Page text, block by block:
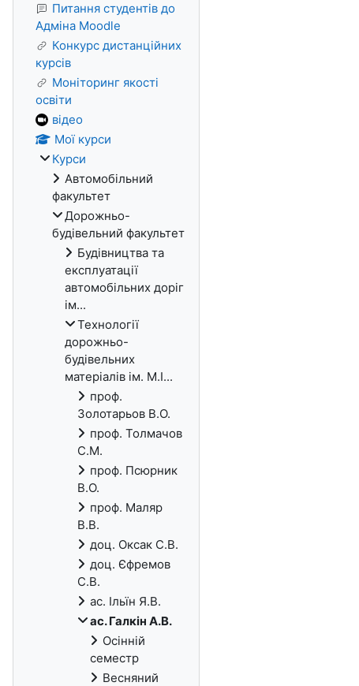
Питання студентів до
Адміна Moodle
Конкурс дистанційних
курсів
Моніторинг якості
освіти
відео
Мої курси
Курси
Автомобільний
факультет
Дорожньо-
будівельний факультет
Будівництва та
експлуатації
автомобільних доріг
ім...
Технології
дорожньо-
будівельних
матеріалів ім. М.І...
проф.
Золотарьов В.О.
проф. Толмачов
С.М.
проф. Псюрник
В.О.
проф. Маляр
В.В.
доц. Оксак С.В.
доц. Єфремов
С.В.
ас. Ільїн Я.В.
ас. Галкін А.В.
Осінній
семестр
Весняний